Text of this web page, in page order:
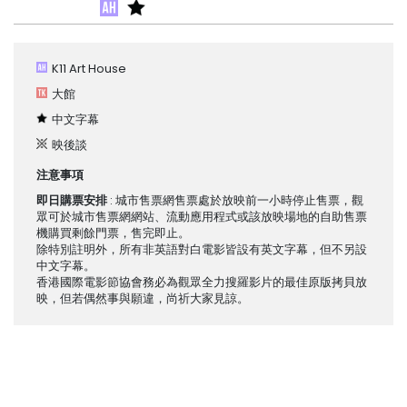
K11 Art House
大館
中文字幕
映後談
注意事項
即日購票安排 : 城市售票網售票處於放映前一小時停止售票，觀
眾可於城市售票網網站、流動應用程式或該放映場地的自助售票
機購買剩餘門票，售完即止。
除特別註明外，所有非英語對白電影皆設有英文字幕，但不另設
中文字幕。
香港國際電影節協會務必為觀眾全力搜羅影片的最佳原版拷貝放
映，但若偶然事與願違，尚祈大家見諒。